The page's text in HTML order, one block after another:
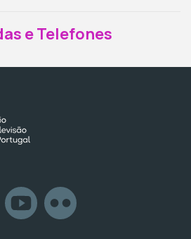
e Telefones